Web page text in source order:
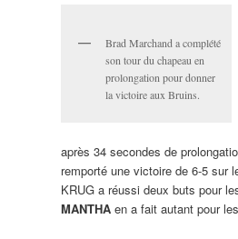
Brad Marchand a complété
son tour du chapeau en
prolongation pour donner
la victoire aux Bruins.
après 34 secondes de
remporté une victoire de 6-5 sur
KRUG a réussi deux buts pour
MANTHAen a fait autant pour